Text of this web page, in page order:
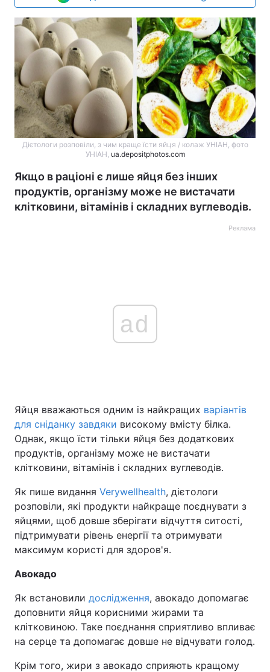
Дієтологи розповіли, з чим краще їсти яйця / колаж УНІАН, фото
УНІАН, ua.depositphotos.com
Якщо в раціоні є лише яйця без інших
продуктів, організму може не вистачати
клітковини, вітамінів і складних вуглеводів.
Реклама
ad
Яйця вважаються одним із найкращих варіантів
для сніданку завдяки високому вмісту білка.
Однак, якщо їсти тільки яйця без додаткових
продуктів, організму може не вистачати
клітковини, вітамінів і складних вуглеводів.
Як пише видання Verywellhealth, дієтологи
розповіли, які продукти найкраще поєднувати з
яйцями, щоб довше зберігати відчуття ситості,
підтримувати рівень енергії та отримувати
максимум користі для здоров'я.
Авокадо
Як встановили дослідження, авокадо допомагає
доповнити яйця корисними жирами та
клітковиною. Таке поєднання сприятливо впливає
на серце та допомагає довше не відчувати голод.
Крім того, жири з авокадо сприяють кращому